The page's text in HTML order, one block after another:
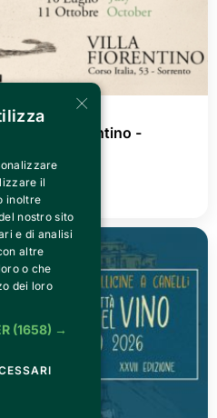
@Villa Fiorentino -
×
il
inoltre
nostro sito
e di analisi
altre
o che
dei loro
(1658) →